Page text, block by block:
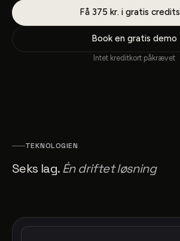
Få 375 kr. i gratis credits
Book en gratis demo
Intet kreditkort påkrævet
TEKNOLOGIEN
Seks lag.Én driftet løsning